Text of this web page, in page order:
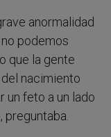
anormalidad
podemos
que la gente
nacimiento
un feto a un lado
preguntaba.